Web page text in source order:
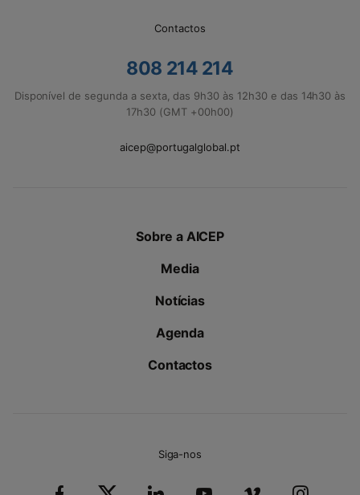
Contactos
808 214 214
Disponível de segunda a sexta, das 9h30 às 12h30 e das 14h30 às
17h30 (GMT +00h00)
aicep@portugalglobal.pt
Sobre a AICEP
Media
Notícias
Agenda
Contactos
Siga-nos